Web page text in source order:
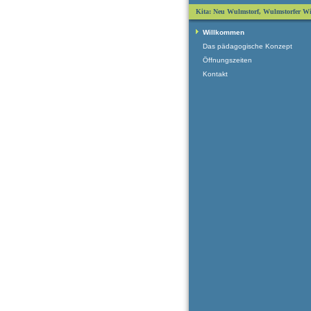
Kita: Neu Wulmstorf, Wulmstorfer
Willkommen
Das pädagogische Konzept
Öffnungszeiten
Kontakt